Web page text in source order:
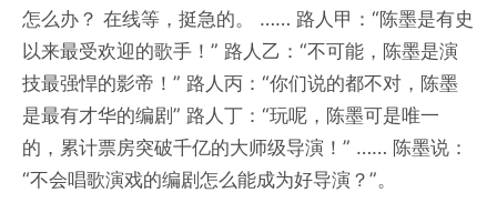
怎么办？ 在线等，挺急的。 …… 路人甲：“陈墨是有史
以来最受欢迎的歌手！” 路人乙：“不可能，陈墨是演
技最强悍的影帝！” 路人丙：“你们说的都不对，陈墨
是最有才华的编剧” 路人丁：“玩呢，陈墨可是唯一
的，累计票房突破千亿的大师级导演！” …… 陈墨说：
“不会唱歌演戏的编剧怎么能成为好导演？”。